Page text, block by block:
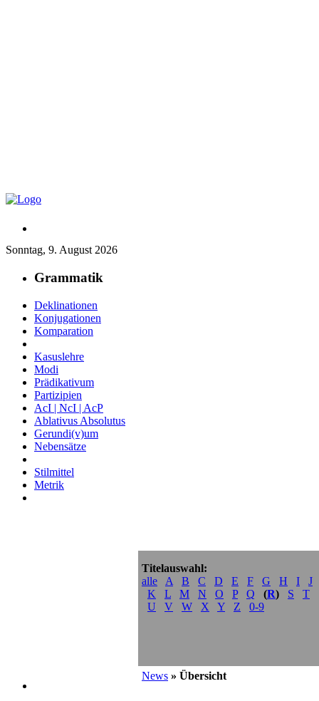
Sonntag, 9. August 2026
Grammatik
Deklinationen
Konjugationen
Komparation
Kasuslehre
Modi
Prädikativum
Partizipien
AcI | NcI | AcP
Ablativus Absolutus
Gerundi(v)um
Nebensätze
Stilmittel
Metrik
Titelauswahl:
alle
A B C D E F G H I
J
K
L M N O P Q (R) S
T
U
V W X Y Z 0-9
News » Übersicht